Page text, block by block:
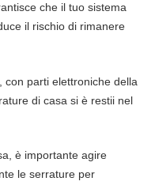
che il tuo sistema
il rischio di rimanere
con parti elettroniche della
di casa si è restii nel
è importante agire
le serrature per